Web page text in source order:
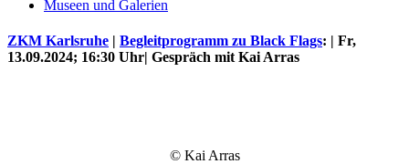
Museen und Galerien
ZKM Karlsruhe | Begleitprogramm zu Black Flags: | Fr,
13.09.2024; 16:30 Uhr| Gespräch mit Kai Arras
© Kai Arras